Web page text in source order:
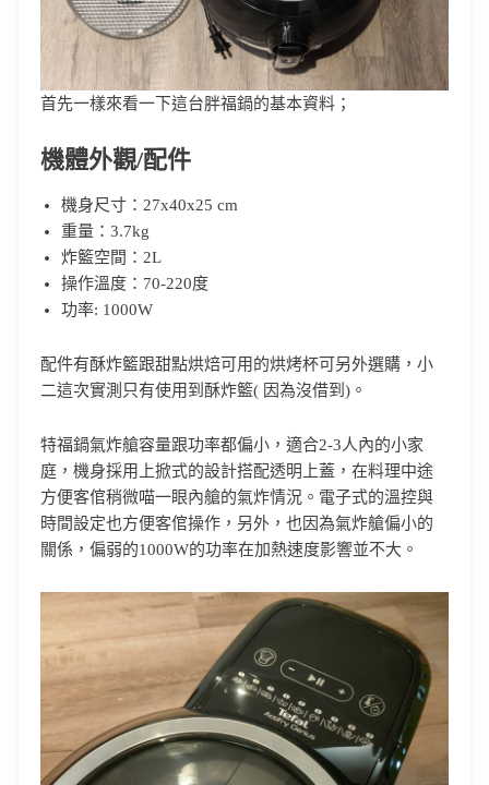
首先一樣來看一下這台胖福鍋的基本資料；
機體外觀/配件
機身尺寸：27x40x25 cm
重量：3.7kg
炸籃空間：2L
操作溫度：70-220度
功率: 1000W
配件有酥炸籃跟甜點烘焙可用的烘烤杯可另外選購，小
二這次實測只有使用到酥炸籃( 因為沒借到)。
特福鍋氣炸艙容量跟功率都偏小，適合2-3人內的小家
庭，機身採用上掀式的設計搭配透明上蓋，在料理中途
方便客倌稍微喵一眼內艙的氣炸情況。電子式的溫控與
時間設定也方便客倌操作，另外，也因為氣炸艙偏小的
關係，偏弱的1000W的功率在加熱速度影響並不大。